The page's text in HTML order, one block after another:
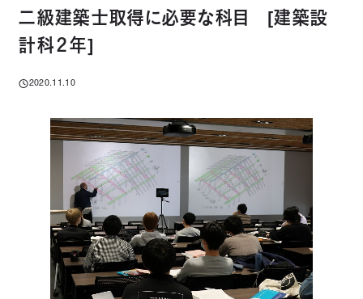
二級建築士取得に必要な科目 [建築設
計科２年]
投稿日
2020.11.10